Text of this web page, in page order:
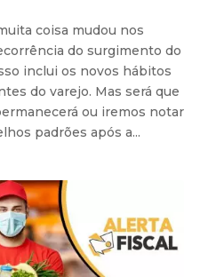
coisa mudou nos
do surgimento do
inclui os novos hábitos
do varejo. Mas será que
ou iremos notar
padrões após a...